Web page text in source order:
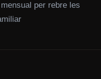
mensual per rebre les